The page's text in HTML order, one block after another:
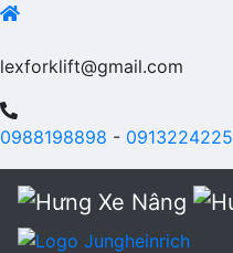
lexforklift@gmail.com
0988198898 - 0913224225